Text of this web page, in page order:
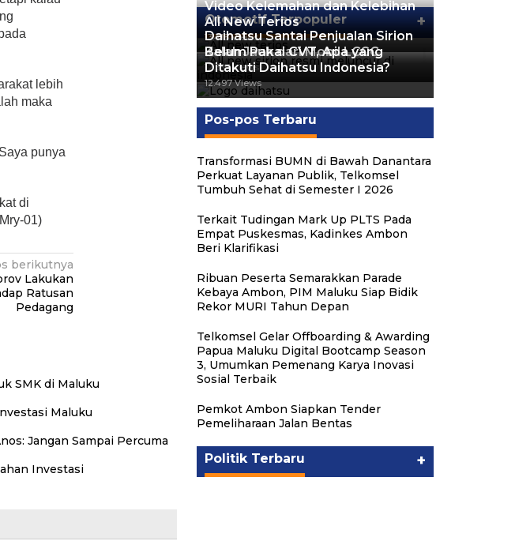
lebih
maka
punya
di
01)
berikutnya
Lakukan
Ratusan
Pedagang
SMK di Maluku
Maluku
Jangan Sampai Percuma
Investasi
Otomotif Terpopuler +
Video Kelemahan dan Kelebihan
All New Terios
13.418 Views
Daihatsu Santai Penjualan Sirion
Kalah Jauh dari Mobil LCGC
12.557 Views
Belum Pakai CVT, Apa yang
Ditakuti Daihatsu Indonesia?
12.497 Views
Pos-pos Terbaru
Transformasi BUMN di Bawah Danantara
Perkuat Layanan Publik, Telkomsel
Tumbuh Sehat di Semester I 2026
Terkait Tudingan Mark Up PLTS Pada
Empat Puskesmas, Kadinkes Ambon
Beri Klarifikasi
Ribuan Peserta Semarakkan Parade
Kebaya Ambon, PIM Maluku Siap Bidik
Rekor MURI Tahun Depan
Telkomsel Gelar Offboarding & Awarding
Papua Maluku Digital Bootcamp Season
3, Umumkan Pemenang Karya Inovasi
Sosial Terbaik
Pemkot Ambon Siapkan Tender
Pemeliharaan Jalan Bentas
Politik Terbaru +